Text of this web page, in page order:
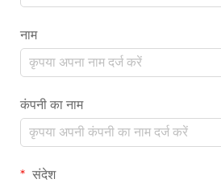
नाम
कंपनी का नाम
संदेश